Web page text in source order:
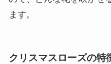
ます。
クリスマスローズの特